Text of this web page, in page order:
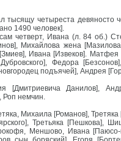
тысящу четыреста девяносто
1490 человек].
четверт, Ивана (л. 84 об.)
Михайлова жена
Ивана [Извеков].
Федора
подъячей], Андрея
[Дмитриевича Данилов],
Роп немчин.
Михаила [Романов],
Третьяка [Пешкова],
Меншово, Ивана